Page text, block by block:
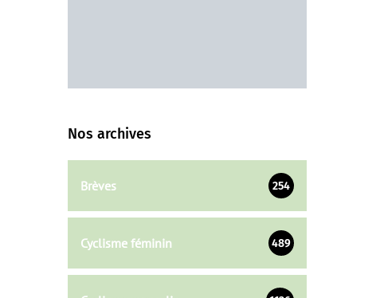
Nos archives
Brèves 254
Cyclisme féminin 489